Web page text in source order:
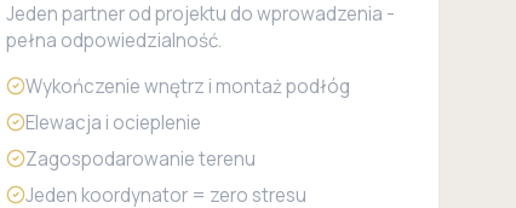
Jeden partner od projektu do wprowadzenia -
pełna odpowiedzialność.
Wykończenie wnętrz i montaż podłóg
Elewacja i ocieplenie
Zagospodarowanie terenu
Jeden koordynator = zero stresu